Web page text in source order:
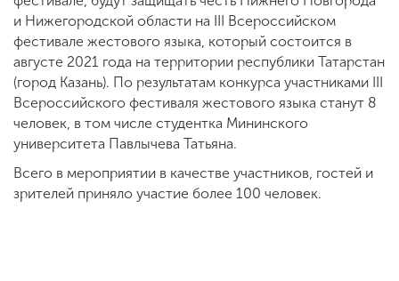
и Нижегородской области на III Всероссийском
фестивале жестового языка, который состоится в
августе 2021 года на территории республики Татарстан
(город Казань). По результатам конкурса участниками III
Всероссийского фестиваля жестового языка станут 8
человек, в том числе студентка Мининского
университета Павлычева Татьяна.
Всего в мероприятии в качестве участников, гостей и
зрителей приняло участие более 100 человек.